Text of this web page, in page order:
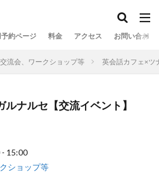
約ページ 料金 アクセス お問い合わせ
交流会、ワークショップ等 英会話カフェ×ツ
ナルセ【交流イベント】
15:00
ショップ等